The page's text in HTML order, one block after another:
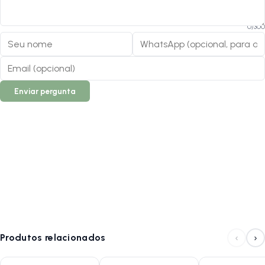
aumenta muito a resistência à corrosão, tornando o produto mais
durável que o aço comum.
3. Onde ele é instalado?
R: Este é um descanso de encaixe Lateral, geralmente fixado no eixo
0/300
Enviar pergunta
Produtos relacionados ‹ ›